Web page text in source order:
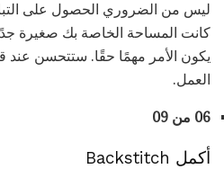
ليس من الضروري الحصول على
كانت المساحة الخاصة بك صغيرة
يكون الأمر مهمًا حقًا. ستتحسن عند
العمل.
06 من 09
أكمل Backstitch